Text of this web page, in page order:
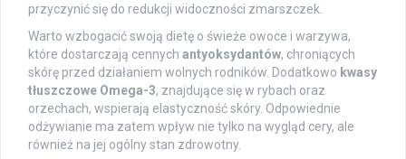
przyczynić się do redukcji widoczności zmarszczek.
Warto wzbogacić swoją dietę o świeże owoce i warzywa,
które dostarczają cennych antyoksydantów, chroniących
skórę przed działaniem wolnych rodników. Dodatkowo kwasy
tłuszczowe Omega-3, znajdujące się w rybach oraz
orzechach, wspierają elastyczność skóry. Odpowiednie
odżywianie ma zatem wpływ nie tylko na wygląd cery, ale
również na jej ogólny stan zdrowotny.